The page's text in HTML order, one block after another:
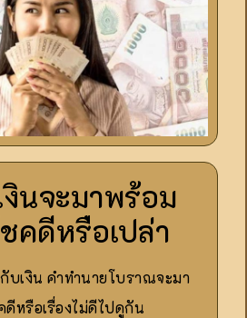
งินจะมาพร้อม
คดีหรือเปล่า
บเงิน คำทำนายโบราณจะมา
หรือเรื่องไม่ดีไปดูกัน